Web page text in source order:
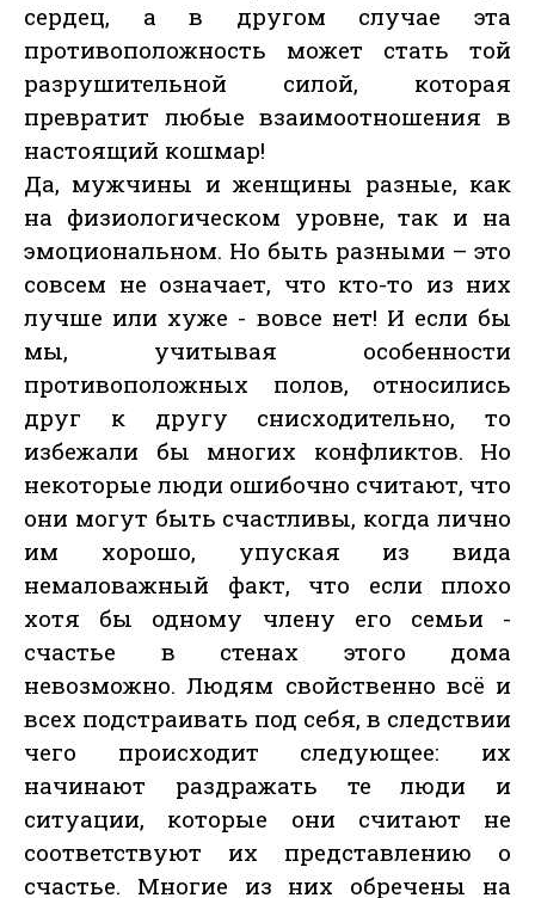
сердец, а в другом случае эта
противоположность может стать той
разрушительной силой, которая
превратит любые взаимоотношения в
настоящий кошмар!
Да, мужчины и женщины разные, как
на физиологическом уровне, так и на
эмоциональном. Но быть разными – это
совсем не означает, что кто-то из них
лучше или хуже - вовсе нет! И если бы
мы, учитывая особенности
противоположных полов, относились
друг к другу снисходительно, то
избежали бы многих конфликтов. Но
некоторые люди ошибочно считают, что
они могут быть счастливы, когда лично
им хорошо, упуская из вида
немаловажный факт, что если плохо
хотя бы одному члену его семьи -
счастье в стенах этого дома
невозможно. Людям свойственно всё и
всех подстраивать под себя, в следствии
чего происходит следующее: их
начинают раздражать те люди и
ситуации, которые они считают не
соответствуют их представлению о
счастье. Многие из них обречены на